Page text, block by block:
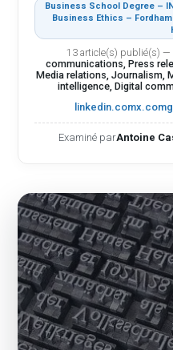
Business School Degree –
Business Ethics –
13 article(s) publié(s) —
communications, Press
Media relations, Journalism,
intelligence, Digital
linkedin.comx.com
Examiné parAntoine